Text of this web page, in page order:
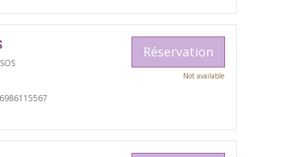
Réservation
Not available